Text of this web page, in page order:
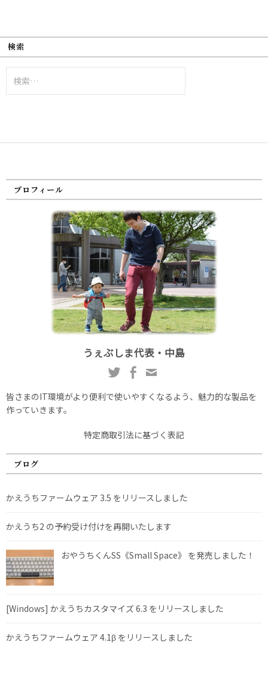
検索
索:
プロフィール
うぇぶしま代表・中島
皆さまのIT環境がより便利で使いやすくなるよう、魅力的な製品を
作っていきます。
特定商取引法に基づく表記
ブログ
かえうちファームウェア 3.5 をリリースしました
かえうち2 の予約受け付けを再開いたします
おやうちくんSS《Small Space》 を発売しました！
[Windows] かえうちカスタマイズ 6.3 をリリースしました
かえうちファームウェア 4.1β をリリースしました